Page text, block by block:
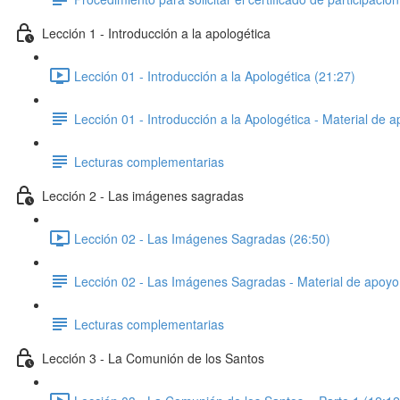
Lección 1 - Introducción a la apologética
Lección 01 - Introducción a la Apologética (21:27)
Lección 01 - Introducción a la Apologética - Material de
Lecturas complementarias
Lección 2 - Las imágenes sagradas
Lección 02 - Las Imágenes Sagradas (26:50)
Lección 02 - Las Imágenes Sagradas - Material de apoyo
Lecturas complementarias
Lección 3 - La Comunión de los Santos